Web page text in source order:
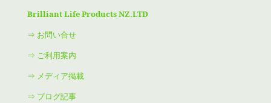
Brilliant Life Products NZ.LTD
⇒ お問い合せ
⇒ ご利用案内
⇒ メディア掲載
⇒ ブログ記事